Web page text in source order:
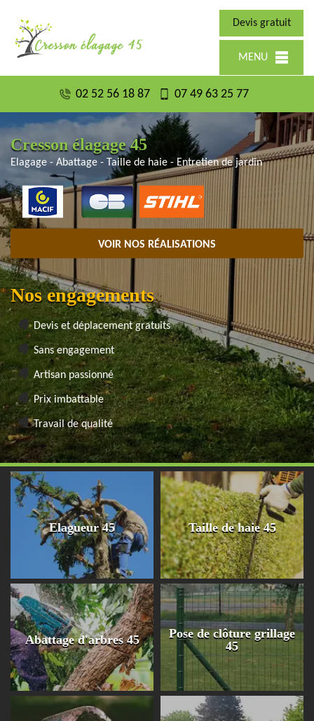
Devis gratuit
MENU
02 52 56 18 87 07 49 63 25 77
Cresson élagage 45
Elagage - Abattage - Taille de haie - Entretien de jardin
VOIR NOS RÉALISATIONS
Nos engagements
Devis et déplacement gratuits
Sans engagement
Artisan passionné
Prix imbattable
Travail de qualité
Elagueur 45 Taille de haie 45
Abattage d'arbres 45
Pose de clôture grillage
45